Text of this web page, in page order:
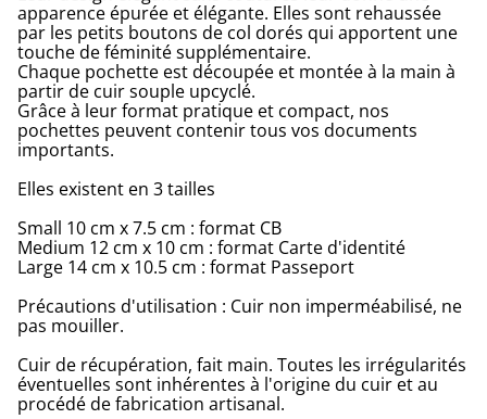
apparence épurée et élégante. Elles sont rehaussée
par les petits boutons de col dorés qui apportent une
touche de féminité supplémentaire.
Chaque pochette est découpée et montée à la main à
partir de cuir souple upcyclé.
Grâce à leur format pratique et compact, nos
pochettes peuvent contenir tous vos documents
importants.
Elles existent en 3 tailles
Small 10 cm x 7.5 cm : format CB
Medium 12 cm x 10 cm : format Carte d'identité
Large 14 cm x 10.5 cm : format Passeport
Précautions d'utilisation : Cuir non imperméabilisé, ne
pas mouiller.
Cuir de récupération, fait main. Toutes les irrégularités
éventuelles sont inhérentes à l'origine du cuir et au
procédé de fabrication artisanal.